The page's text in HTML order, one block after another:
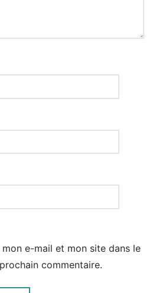
e-mail et mon site dans le
commentaire.